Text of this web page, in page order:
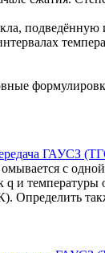
ГАУСЗ
с
q и
Определить